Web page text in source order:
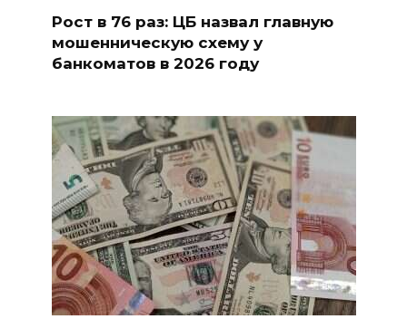
Рост в 76 раз: ЦБ назвал главную
мошенническую схему у
банкоматов в 2026 году